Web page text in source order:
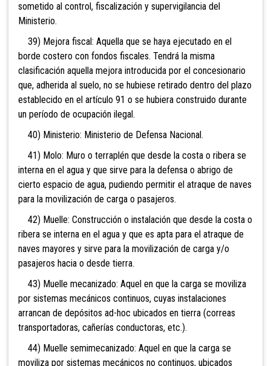
sometido al control, fiscalización y supervigilancia del
Ministerio.
39) Mejora fiscal: Aquella que se haya ejecutado en el
borde costero con fondos fiscales. Tendrá la misma
clasificación aquella mejora introducida por el concesionario
que, adherida al suelo, no se hubiese retirado dentro del plazo
establecido en el artículo 91 o se hubiera construido durante
un período de ocupación ilegal.
40) Ministerio: Ministerio de Defensa Nacional.
41) Molo: Muro o terraplén que desde la costa o ribera se
interna en el agua y que sirve para la defensa o abrigo de
cierto espacio de agua, pudiendo permitir el atraque de naves
para la movilización de carga o pasajeros.
42) Muelle: Construcción o instalación que desde la costa o
ribera se interna en el agua y que es apta para el atraque de
naves mayores y sirve para la movilización de carga y/o
pasajeros hacia o desde tierra.
43) Muelle mecanizado: Aquel en que la carga se moviliza
por sistemas mecánicos continuos, cuyas instalaciones
arrancan de depósitos ad-hoc ubicados en tierra (correas
transportadoras, cañerías conductoras, etc.).
44) Muelle semimecanizado: Aquel en que la carga se
moviliza por sistemas mecánicos no continuos, ubicados